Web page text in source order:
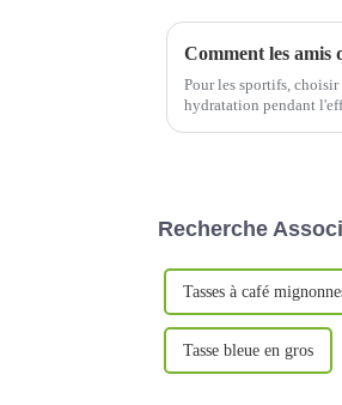
Comment les amis
Pour les sportifs,
hydratation pendant
Recherche
Tasses à café
Tasse bleue en gros